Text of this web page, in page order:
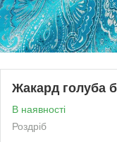
Жакард голуба
В наявності
Роздріб